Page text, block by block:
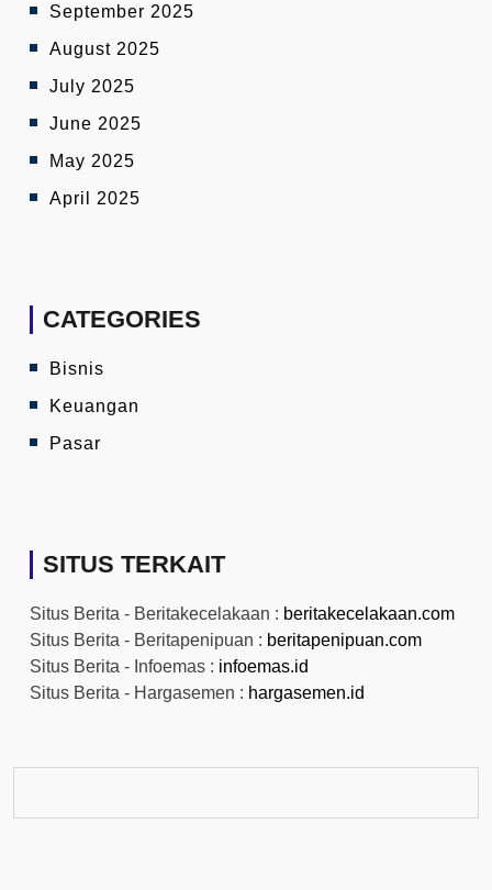
September 2025
August 2025
July 2025
June 2025
May 2025
April 2025
CATEGORIES
Bisnis
Keuangan
Pasar
SITUS TERKAIT
Situs Berita - Beritakecelakaan : beritakecelakaan.com
Situs Berita - Beritapenipuan : beritapenipuan.com
Situs Berita - Infoemas : infoemas.id
Situs Berita - Hargasemen : hargasemen.id